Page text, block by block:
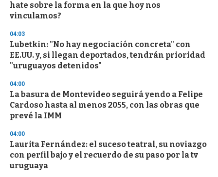
hate sobre la forma en la que hoy nos
vinculamos?
04:03
Lubetkin: "No hay negociación concreta" con
EE.UU. y, si llegan deportados, tendrán prioridad
"uruguayos detenidos"
04:00
La basura de Montevideo seguirá yendo a Felipe
Cardoso hasta al menos 2055, con las obras que
prevé la IMM
04:00
Laurita Fernández: el suceso teatral, su noviazgo
con perfil bajo y el recuerdo de su paso por la tv
uruguaya